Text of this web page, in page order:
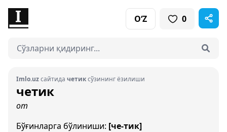
O‘Z 0
Imlo.uzсайтида четиксўзининг ёзилиши
четик
от
Бўғинларга бўлиниши: [че-тик]